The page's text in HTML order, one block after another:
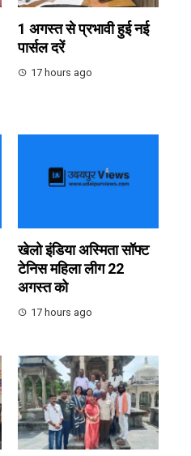
1 अगस्त से प्रभावी हुई नई
पार्सल दरें
17 hours ago
खेलो इंडिया अस्मिता सॉफ्ट
टेनिस महिला लीग 22
अगस्त को
17 hours ago